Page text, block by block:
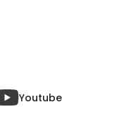
Youtube